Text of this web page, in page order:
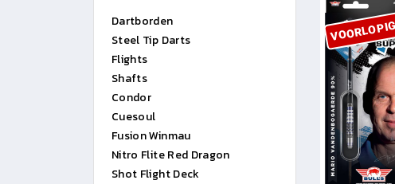
Dartborden
Steel Tip Darts
Flights
Shafts
Condor
Cuesoul
Fusion Winmau
Nitro Flite Red Dragon
Shot Flight Deck